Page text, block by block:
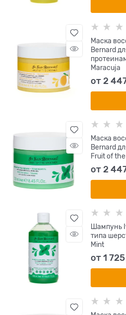
Маска
Bernard
Maracuja
от2
Маска
Bernard
Fruit of
от2
Шампунь
типа
Mint
от1 725